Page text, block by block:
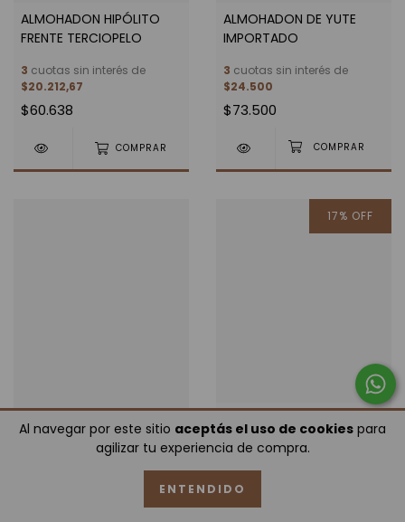
Al navegar por este sitio aceptás el uso de cookies para
agilizar tu experiencia de compra.
ENTENDIDO
ALMOHADON HIPÓLITO
FRENTE TERCIOPELO
3 cuotas sin interés de
$20.212,67
$60.638
COMPRAR
ALMOHADON DE YUTE
IMPORTADO
3 cuotas sin interés de
$24.500
$73.500
ALMOHADON DE YUTE
17% OFF
EXTERIOR
3cuotas sin interés de
$140.700
$509.250